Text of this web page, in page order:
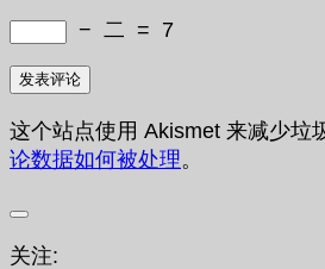
− 二 = 7
这个站点使用 Akismet 来减少垃
论数据如何被处理。
关注: